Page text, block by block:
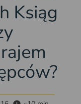
Ksiąg